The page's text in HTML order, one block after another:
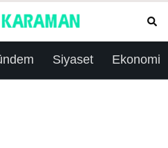
Siyaset Ekonomi